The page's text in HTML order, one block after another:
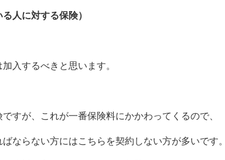
人に対する保険）
入するべきと思います。
すが、これが一番保険料にかかわってくるので、
ならない方にはこちらを契約しない方が多いです。